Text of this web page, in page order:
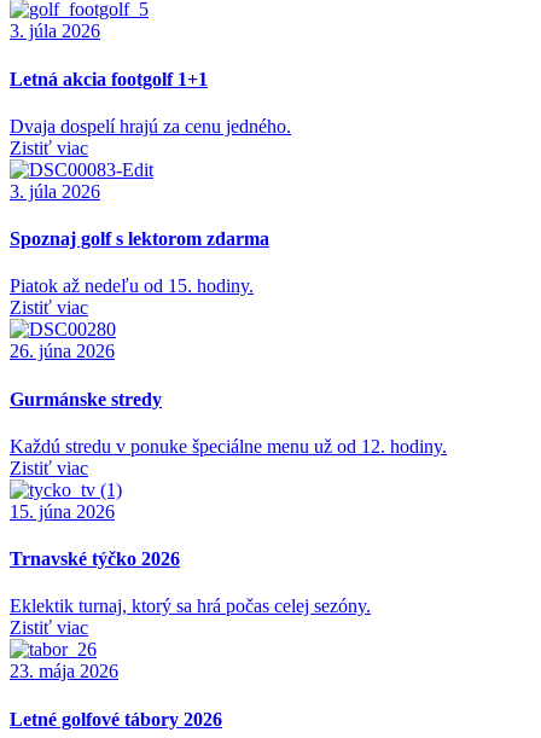
3. júla 2026
Letná akcia footgolf 1+1
Dvaja dospelí hrajú za cenu jedného.
Zistiť viac
3. júla 2026
Spoznaj golf s lektorom zdarma
Piatok až nedeľu od 15. hodiny.
Zistiť viac
26. júna 2026
Gurmánske stredy
Každú stredu v ponuke špeciálne menu už od 12. hodiny.
Zistiť viac
15. júna 2026
Trnavské týčko 2026
Eklektik turnaj, ktorý sa hrá počas celej sezóny.
Zistiť viac
23. mája 2026
Letné golfové tábory 2026